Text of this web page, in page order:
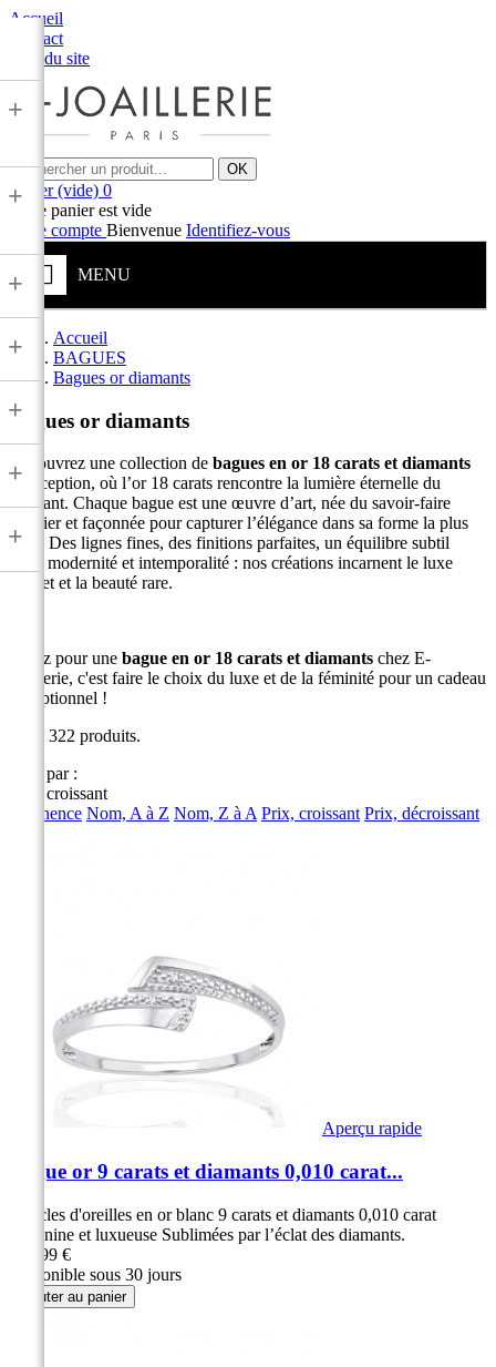
Accueil
Contact
Plan du site
OK
Panier (vide) 0
Votre panier est vide
Votre compte Bienvenue Identifiez-vous
MENU
+
+
+
+
+
+
+
Accueil
BAGUES
Bagues or diamants
Bagues or diamants
Découvrez une collection de bagues en or 18 carats et diamants
d’exception, où l’or 18 carats rencontre la lumière éternelle du
diamant. Chaque bague est une œuvre d’art, née du savoir-faire
joaillier et façonnée pour capturer l’élégance dans sa forme la plus
pure. Des lignes fines, des finitions parfaites, un équilibre subtil
entre modernité et intemporalité : nos créations incarnent le luxe
discret et la beauté rare.
Optez pour une bague en or 18 carats et diamants chez E-
joaillerie, c'est faire le choix du luxe et de la féminité pour un cadeau
exceptionnel !
Il y a 322 produits.
Trier par :
Prix, croissant
Pertinence Nom, A à Z Nom, Z à A Prix, croissant Prix, décroissant
Aperçu rapide
Bague or 9 carats et diamants 0,010 carat...
Boucles d'oreilles en or blanc 9 carats et diamants 0,010 carat
Féminine et luxueuse Sublimées par l’éclat des diamants.
239,99 €
Disponible sous 30 jours
Ajouter au panier